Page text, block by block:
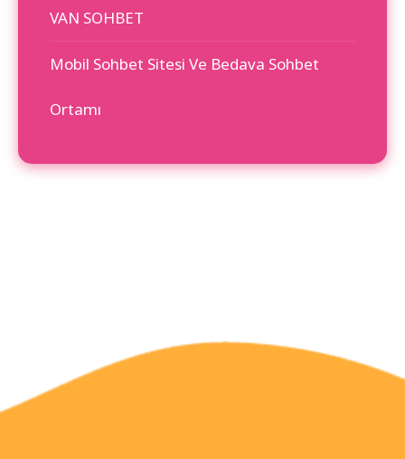
VAN SOHBET
Mobil Sohbet Sitesi Ve Bedava Sohbet
Ortamı